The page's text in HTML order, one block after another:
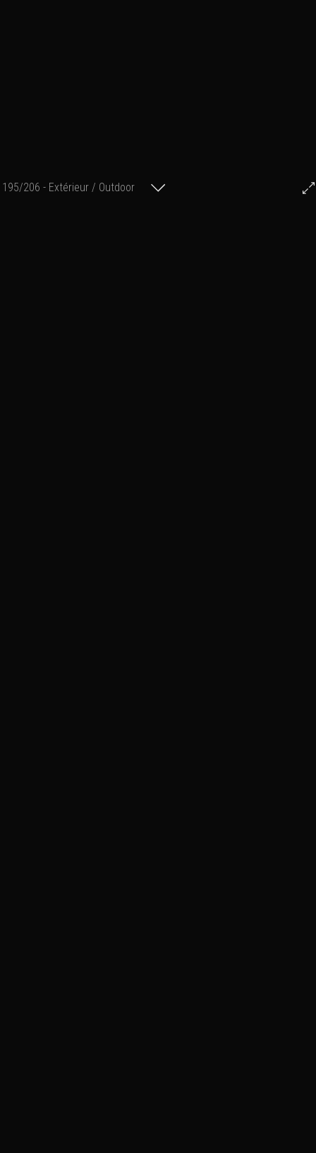
195/206 - Extérieur / Outdoor
© Francis Fillon 2013